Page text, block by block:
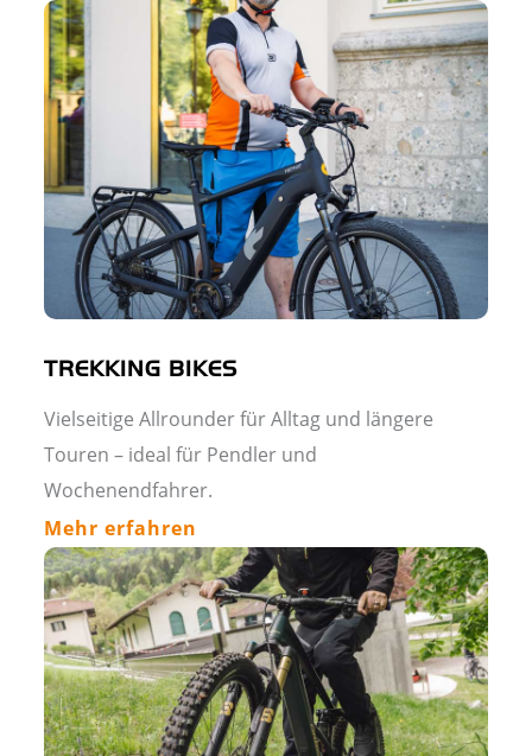
TREKKING BIKES
Vielseitige Allrounder für Alltag und längere
Touren – ideal für Pendler und
Wochenendfahrer.
Mehr erfahren